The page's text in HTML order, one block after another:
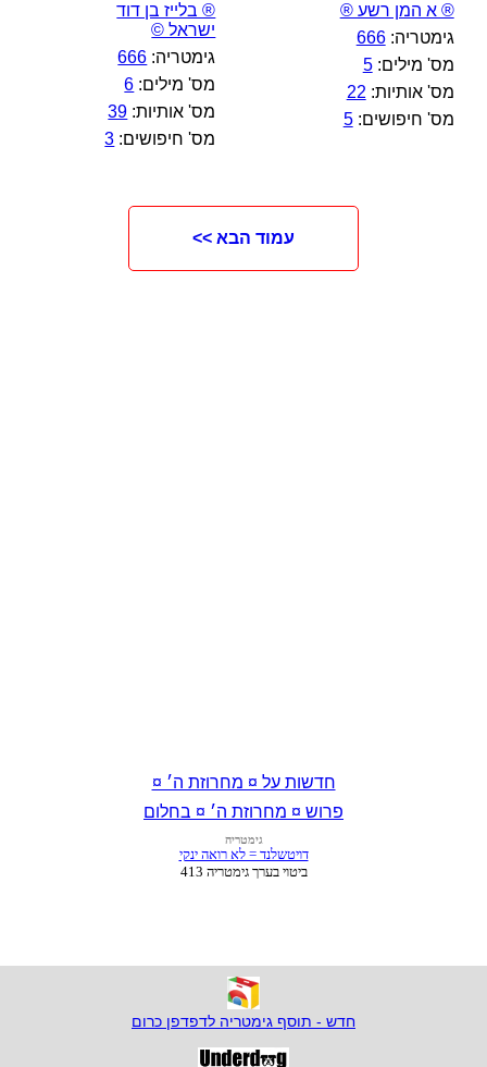
® א המן רשע ®
גימטריה:666
מס' מילים:5
מס' אותיות: 22
מס' חיפושים:5
® בלייז בן דוד
ישראל ©
גימטריה: 666
מס' מילים: 6
מס' אותיות: 39
מס' חיפושים: 3
עמוד הבא >>
חדשות על ¤ מחרוזת ה׳ ¤
פרוש ¤ מחרוזת ה׳ ¤ בחלום
חדש - תוסף גימטריה לדפדפן כרום